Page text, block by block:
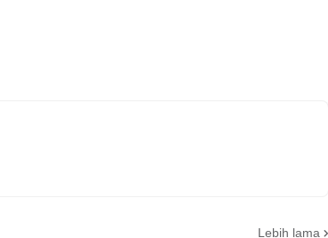
Lebih lama